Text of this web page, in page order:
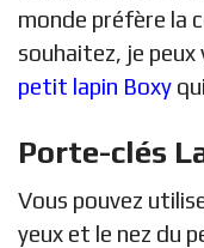
monde préfère la
souhaitez, je peux
petit lapin Boxy
Porte-clés
Vous pouvez
yeux et le nez du